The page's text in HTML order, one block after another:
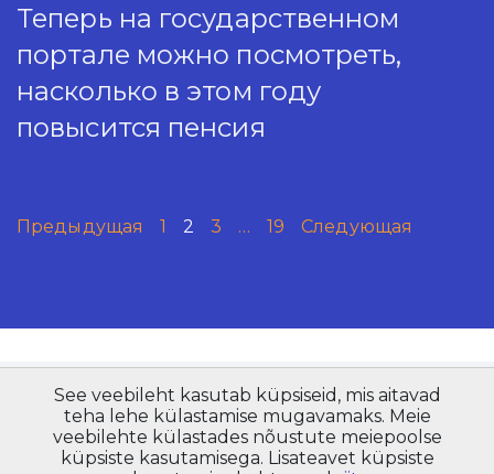
Теперь на государственном
портале можно посмотреть,
насколько в этом году
повысится пенсия
Предыдущая 1 2 3 … 19 Следующая
Copyright © AS Pensionikeskus 2021
Maakri 19, Tallinn 10145
info@pensionikeskus.ee
See veebileht kasutab küpsiseid, mis aitavad
teha lehe külastamise mugavamaks. Meie
veebilehte külastades nõustute meiepoolse
küpsiste kasutamisega. Lisateavet küpsiste